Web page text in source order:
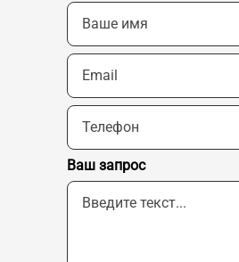
Ваш запрос